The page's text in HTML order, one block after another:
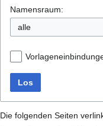
Namensraum:
alle
Los
Die folgenden Seiten